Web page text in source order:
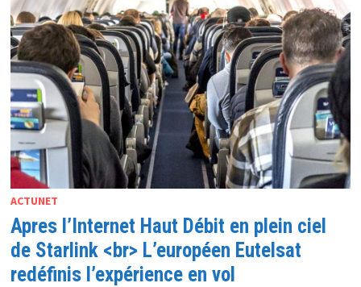
ACTUNET
Apres l’Internet Haut Débit en plein ciel
de Starlink <br> L’européen Eutelsat
redéfinis l’expérience en vol